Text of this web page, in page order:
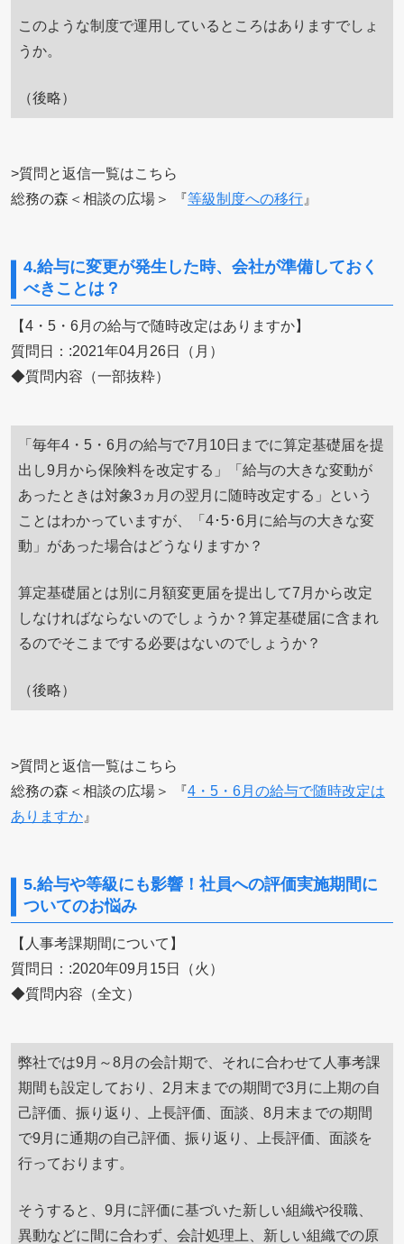
このような制度で運用しているところはありますでしょ
うか。
（後略）
>質問と返信一覧はこちら
総務の森＜相談の広場＞ 『等級制度への移行 』
4.給与に変更が発生した時、会社が準備しておく
べきことは？
【4・5・6月の給与で随時改定はありますか】
質問日：:2021年04月26日（月）
◆質問内容（一部抜粋）
「毎年4・5・6月の給与で7月10日までに算定基礎届を提
出し9月から保険料を改定する」「給与の大きな変動が
あったときは対象3ヵ月の翌月に随時改定する」という
ことはわかっていますが、「4･5･6月に給与の大きな変
動」があった場合はどうなりますか？
算定基礎届とは別に月額変更届を提出して7月から改定
しなければならないのでしょうか？算定基礎届に含まれ
るのでそこまでする必要はないのでしょうか？
（後略）
>質問と返信一覧はこちら
総務の森＜相談の広場＞ 『4・5・6月の給与で随時改定は
ありますか 』
5.給与や等級にも影響！社員への評価実施期間に
ついてのお悩み
【人事考課期間について】
質問日：:2020年09月15日（火）
◆質問内容（全文）
弊社では9月～8月の会計期で、それに合わせて人事考課
期間も設定しており、2月末までの期間で3月に上期の自
己評価、振り返り、上長評価、面談、8月末までの期間
で9月に通期の自己評価、振り返り、上長評価、面談を
行っております。
そうすると、9月に評価に基づいた新しい組織や役職、
異動などに間に合わず、会計処理上、新しい組織での原